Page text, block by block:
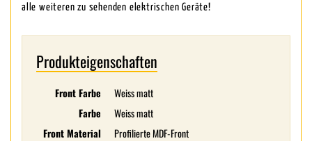
alle weiteren zu sehenden elektrischen Geräte!
Produkteigenschaften
Front Farbe
Weiss matt
Farbe
Weiss matt
Front Material
Profilierte MDF-Front